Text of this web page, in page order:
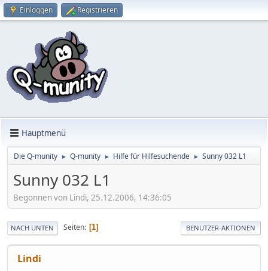
Einloggen Registrieren
Hauptmenü
Die Q-munity ► Q-munity ► Hilfe für Hilfesuchende ► Sunny 032 L1
Sunny 032 L1
Begonnen von Lindi, 25.12.2006, 14:36:05
NACH UNTEN Seiten 1 BENUTZER-AKTIONEN
Lindi